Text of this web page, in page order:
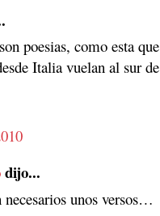
poesias, como esta
Italia vuelan al sur
dijo...
unos versos…